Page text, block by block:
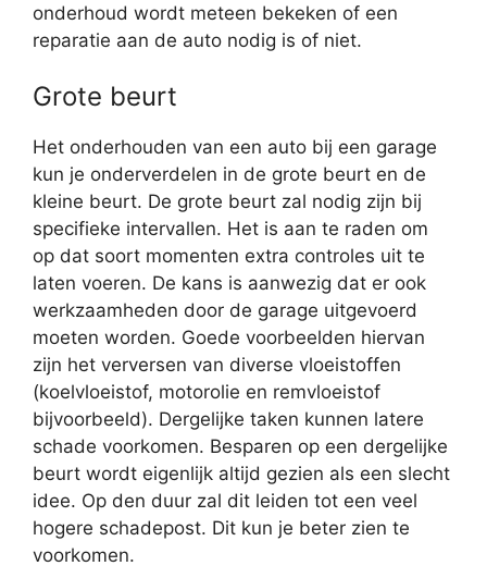
onderhoud wordt meteen bekeken of een
reparatie aan de auto nodig is of niet.
Grote beurt
Het onderhouden van een auto bij een garage
kun je onderverdelen in de grote beurt en de
kleine beurt. De grote beurt zal nodig zijn bij
specifieke intervallen. Het is aan te raden om
op dat soort momenten extra controles uit te
laten voeren. De kans is aanwezig dat er ook
werkzaamheden door de garage uitgevoerd
moeten worden. Goede voorbeelden hiervan
zijn het verversen van diverse vloeistoffen
(koelvloeistof, motorolie en remvloeistof
bijvoorbeeld). Dergelijke taken kunnen latere
schade voorkomen. Besparen op een dergelijke
beurt wordt eigenlijk altijd gezien als een slecht
idee. Op den duur zal dit leiden tot een veel
hogere schadepost. Dit kun je beter zien te
voorkomen.